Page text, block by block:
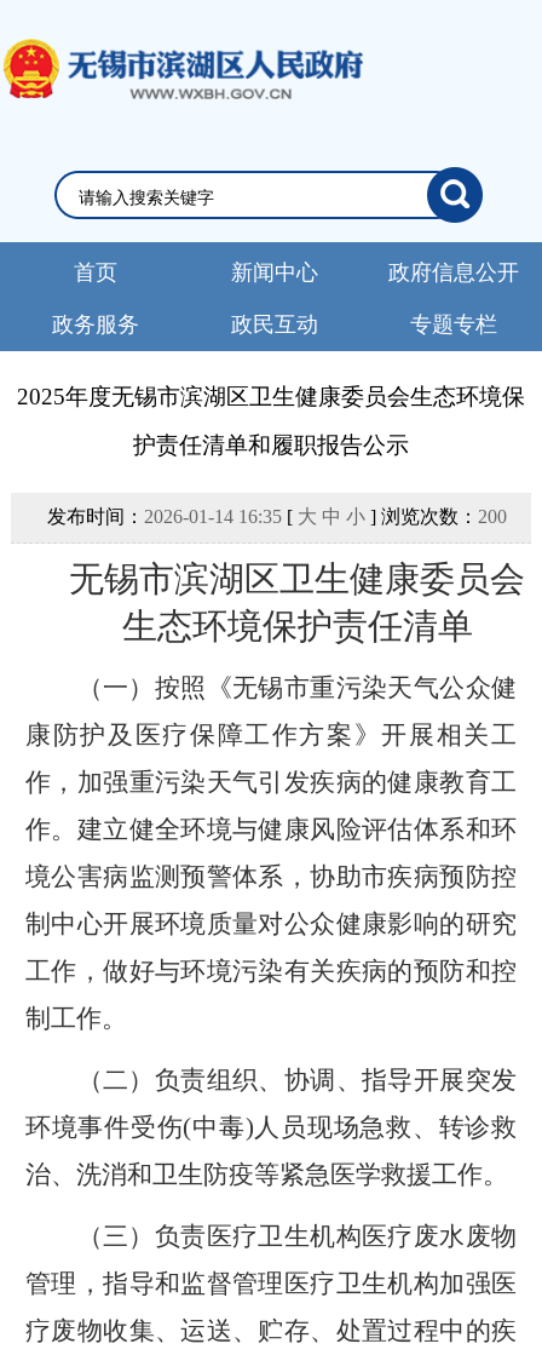
首页 新闻中心 政府信息公开
政务服务 政民互动 专题专栏
2025年度无锡市滨湖区卫生健康委员会生态环境保
护责任清单和履职报告公示
发布时间： 2026-01-14 16:35[ 大 中 小] 浏览次数： 200
无锡市滨湖 区卫生健康委员会
生态环境保护责任清单
（一） 按照《无锡市重污染天气公众健
康防护及医疗保障工作方案》开展相关工
作，加强重污染天气引发疾病的健康教育工
作。建立健全环境与健康风险评估体系和环
境公害病监测预警体系，协助市疾病预防控
制中心开展环境质量对公众健康影响的研究
工作，做好与环境污染有关疾病的预防和控
制工作。
（二） 负责组织、协调、指导开展突发
环境事件受伤(中毒)人员现场急救、转诊救
治、洗消和卫生防疫等紧急医学救援工作。
（三） 负责医疗卫生机构医疗废水废物
管理，指导和监督管理医疗卫生机构加强医
疗废物收集、运送、贮存、处置过程中的疾